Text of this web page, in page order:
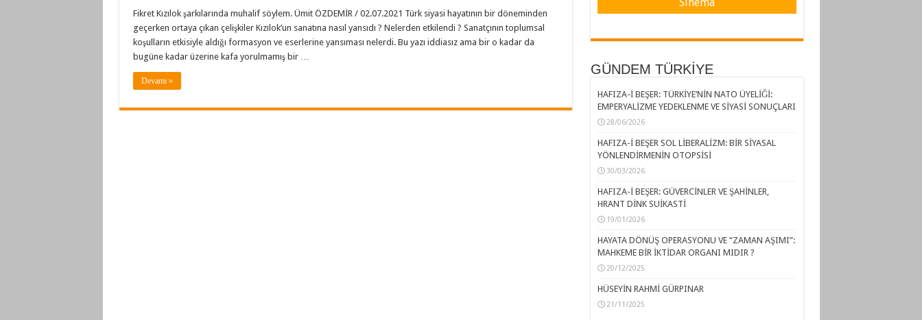
Fikret Kızılok şarkılarında muhalif söylem. Ümit ÖZDEMİR / 02.07.2021 Türk siyasi hayatının bir döneminden
geçerken ortaya çıkan çelişkiler Kızılok’un sanatına nasıl yansıdı ? Nelerden etkilendi ? Sanatçının toplumsal
koşulların etkisiyle aldığı formasyon ve eserlerine yansıması nelerdi. Bu yazı iddiasız ama bir o kadar da
bugüne kadar üzerine kafa yorulmamış bir …
Devamı »
GÜNDEM TÜRKİYE
HAFIZA-İ BEŞER: TÜRKİYE’NİN NATO ÜYELİĞİ:
EMPERYALİZME YEDEKLENME VE SİYASİ SONUÇLARI
28/06/2026
HAFIZA-İ BEŞER SOL LİBERALİZM: BİR SİYASAL
YÖNLENDİRMENİN OTOPSİSİ
30/03/2026
HAFIZA-İ BEŞER: GÜVERCİNLER VE ŞAHİNLER,
HRANT DİNK SUİKASTİ
19/01/2026
HAYATA DÖNÜŞ OPERASYONU VE “ZAMAN AŞIMI”:
MAHKEME BİR İKTİDAR ORGANI MIDIR ?
20/12/2025
HÜSEYİN RAHMİ GÜRPINAR
21/11/2025